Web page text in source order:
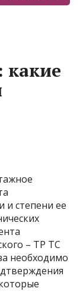
и степени ее
– ТР ТС
необходимо